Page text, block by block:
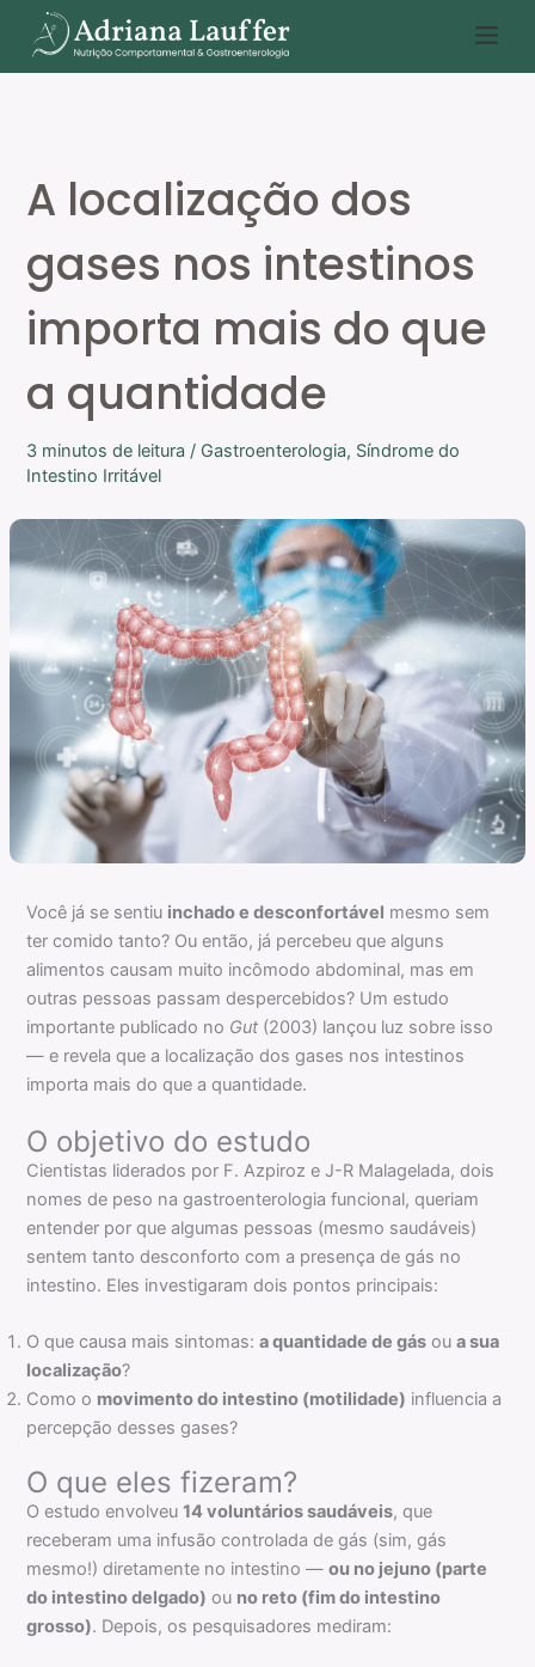
para
o
A localização dos
gases nos intestinos
importa mais do que
a quantidade
3 minutos de leitura / Gastroenterologia, Síndrome do
Intestino Irritável
Você já se sentiu inchado e desconfortável mesmo sem
ter comido tanto? Ou então, já percebeu que alguns
alimentos causam muito incômodo abdominal, mas em
outras pessoas passam despercebidos? Um estudo
importante publicado no Gut (2003) lançou luz sobre isso
— e revela que a localização dos gases nos intestinos
importa mais do que a quantidade.
O objetivo do estudo
Cientistas liderados por F. Azpiroz e J-R Malagelada, dois
nomes de peso na gastroenterologia funcional, queriam
entender por que algumas pessoas (mesmo saudáveis)
sentem tanto desconforto com a presença de gás no
intestino. Eles investigaram dois pontos principais:
O que causa mais sintomas:a quantidade de gás oua sua
localização?
Como o movimento do intestino (motilidade) influencia a
percepção desses gases?
O que eles fizeram?
O estudo envolveu14 voluntários saudáveis, que
receberam uma infusão controlada de gás (sim, gás
mesmo!) diretamente no intestino —ou no jejuno (parte
do intestino delgado) ou no reto (fim do intestino
grosso). Depois, os pesquisadores mediram:
e
a
r